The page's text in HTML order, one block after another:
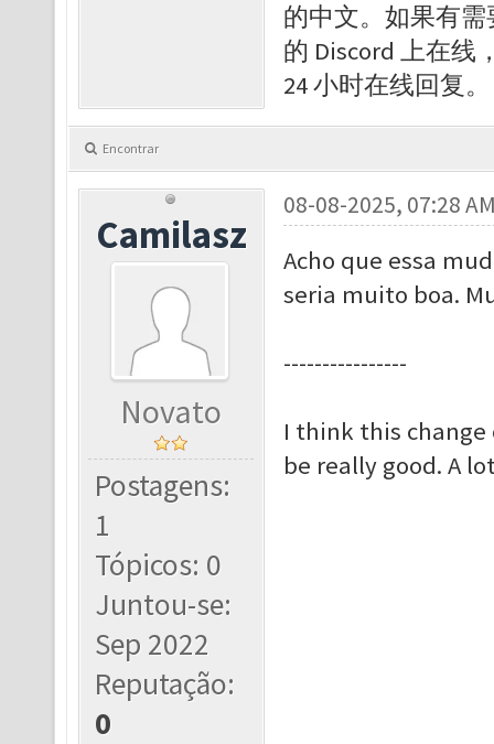
的中文。如果有
的 Discord 上在线
24 小时在线回复。
Encontrar
Camilasz
Novato
Postagens:
1
Tópicos: 0
Juntou-se:
Sep 2022
Reputação:
0
08-08-2025, 07:28
Acho que essa
seria muito boa.
----------------
I think this
be really good. A